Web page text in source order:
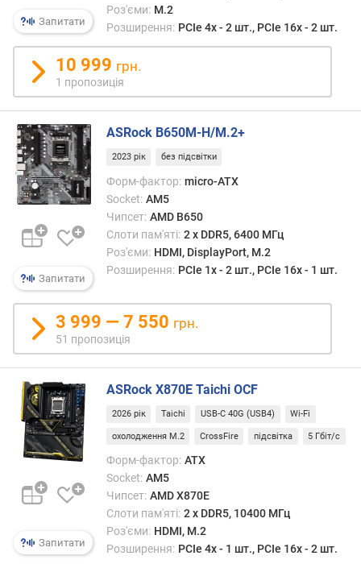
с
л
о
т
и
(
в
)
)
D
R
5
с
л
о
т
и
(
і
в
)
)
а
к
и
м
Запитати
Роз'єми: M.2
Розширення: PCIe 4x - 2 шт., PCIe 16x - 2 шт.
10 999 грн.
1 пропозиція
Запитати
ASRock B650M-H/M.2+
2023 рік без підсвітки
Форм-фактор: micro-ATX
Socket: AM5
Чипсет: AMD B650
Слоти пам'яті: 2 х DDR5, 6400 МГц
Роз'єми: HDMI, DisplayPort, M.2
Розширення: PCIe 1x - 2 шт., PCIe 16x - 1 шт.
3 999 — 7 550 грн.
51 пропозиція
Запитати
ASRock X870E Taichi OCF
2026 рік Taichi USB-C 40G (USB4) Wi-Fi
охолодження M.2 CrossFire підсвітка 5 Гбіт/с
Форм-фактор: ATX
Socket: AM5
Чипсет: AMD X870E
Слоти пам'яті: 2 х DDR5, 10400 МГц
Роз'єми: HDMI, M.2
Розширення: PCIe 4x - 1 шт., PCIe 16x - 2 шт.